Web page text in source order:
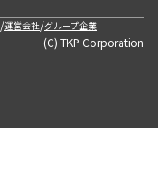
/運営会社/グループ企業
(C) TKP Corporation